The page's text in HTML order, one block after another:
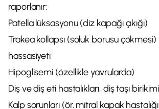
raporlanır:
Patella lüksasyonu (diz kapağı çıkığı)
Trakea kollapsı (soluk borusu
hassasiyeti
Hipoglisemi (özellikle yavrularda)
Diş ve diş eti hastalıkları, diş taşı birikimi
Kalp sorunları (ör. mitral kapak